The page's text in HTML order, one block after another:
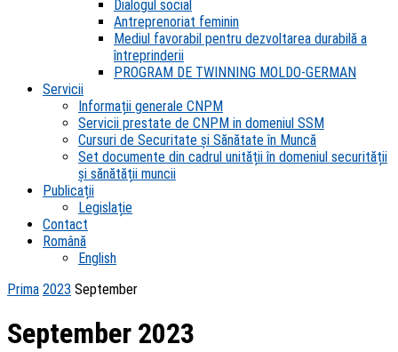
Dialogul social
Antreprenoriat feminin
Mediul favorabil pentru dezvoltarea durabilă a
întreprinderii
PROGRAM DE TWINNING MOLDO-GERMAN
Servicii
Informații generale CNPM
Servicii prestate de CNPM in domeniul SSM
Cursuri de Securitate și Sănătate în Muncă
Set documente din cadrul unității în domeniul securității
și sănătății muncii
Publicații
Legislație
Contact
Română
English
Prima 2023 September
September 2023